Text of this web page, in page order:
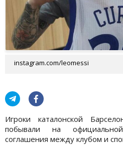
instagram.com/leomessi
Игроки каталонской
побывали на
соглашения между клубом и